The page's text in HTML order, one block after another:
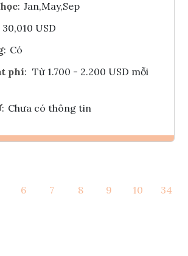
: Jan,May,Sep
30,010 USD
: Có
phí: Từ 1.700 - 2.200 USD mỗi
: Chưa có thông tin
Tham vấn Interlink
6 7 8 9 10 34